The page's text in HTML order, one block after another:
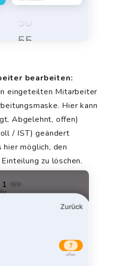
bearbeiten:
eingeteilten Mitarbeiter
Hier kann
Abgelehnt, offen)
/ IST) geändert
möglich, den
zu löschen.